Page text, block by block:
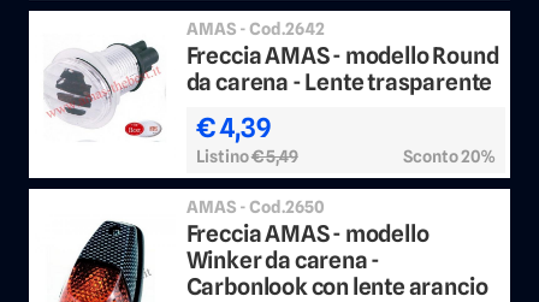
AMAS - Cod.2642
Freccia AMAS - modello Round
da carena - Lente trasparente
€ 4,39
Listino€ 5,49 Sconto 20%
AMAS - Cod.2650
Freccia AMAS - modello
Winker da carena -
Carbonlook con lente arancio